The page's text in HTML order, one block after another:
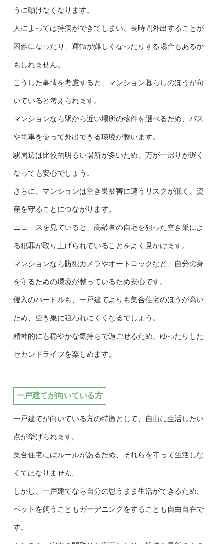
うに動けなくなります。
人によっては持病ができてしまい、長時間外出することが
困難になったり、運転が難しくなったりする場合もあるか
もしれません。
こうした事情を考慮すると、マンション暮らしのほうが向
いていると考えられます。
マンションなら駅から近い場所の物件を選べるため、バス
や電車を使って外出できる環境が整います。
駅周辺は比較的明るい場所が多いため、万が一帰りが遅く
なっても安心でしょう。
さらに、マンションは空き巣被害に遭うリスクが低く、資
産を守ることにつながります。
ニュースを見ていると、高齢者の自宅を狙った空き巣によ
る犯罪が取り上げられていることをよく見かけます。
マンションなら防犯カメラやオートロックなど、自分の身
を守るための環境が整っているため安心です。
侵入のハードルも、一戸建てよりも集合住宅のほうが高い
ため、空き巣に狙われにくくなるでしょう。
精神的にも穏やかな気持ちで過ごせるため、ゆったりした
セカンドライフを楽しめます。
一戸建てが向いている方
一戸建てが向いている方の特徴として、自由に生活したい
点が挙げられます。
集合住宅にはルールがあるため、それらを守って生活しな
くてはなりません。
しかし、一戸建てなら自分の思うまま生活ができるため、
ペットを飼うこともガーデニングをすることも自由自在で
す。